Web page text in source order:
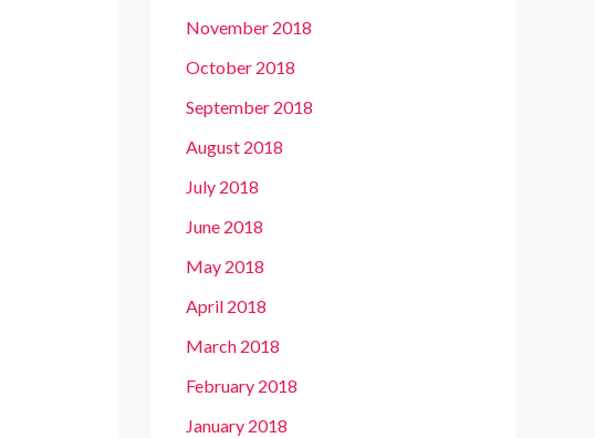
November 2018
October 2018
September 2018
August 2018
July 2018
June 2018
May 2018
April 2018
March 2018
February 2018
January 2018